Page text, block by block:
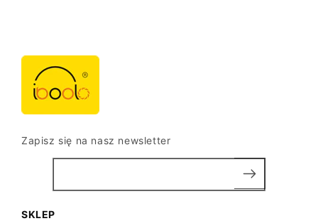
Zapisz się na nasz newsletter
SKLEP